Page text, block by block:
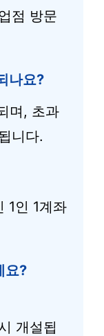
점 방문
나요?
며, 초과
니다.
1인 1계좌
요?
개설됩